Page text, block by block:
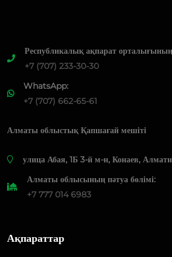
Республикалық ақпарат
+7 (707) 233-30-30
WhatsApp:
+7 (707) 662-65-61
Алматы облыстық Қапшағай мешіті
​улица Абая, 1Б 3-й м-н, Конаев,
Алматы облысының пәтуа бөлімі:
+7 777 014 6983
Ақпараттар